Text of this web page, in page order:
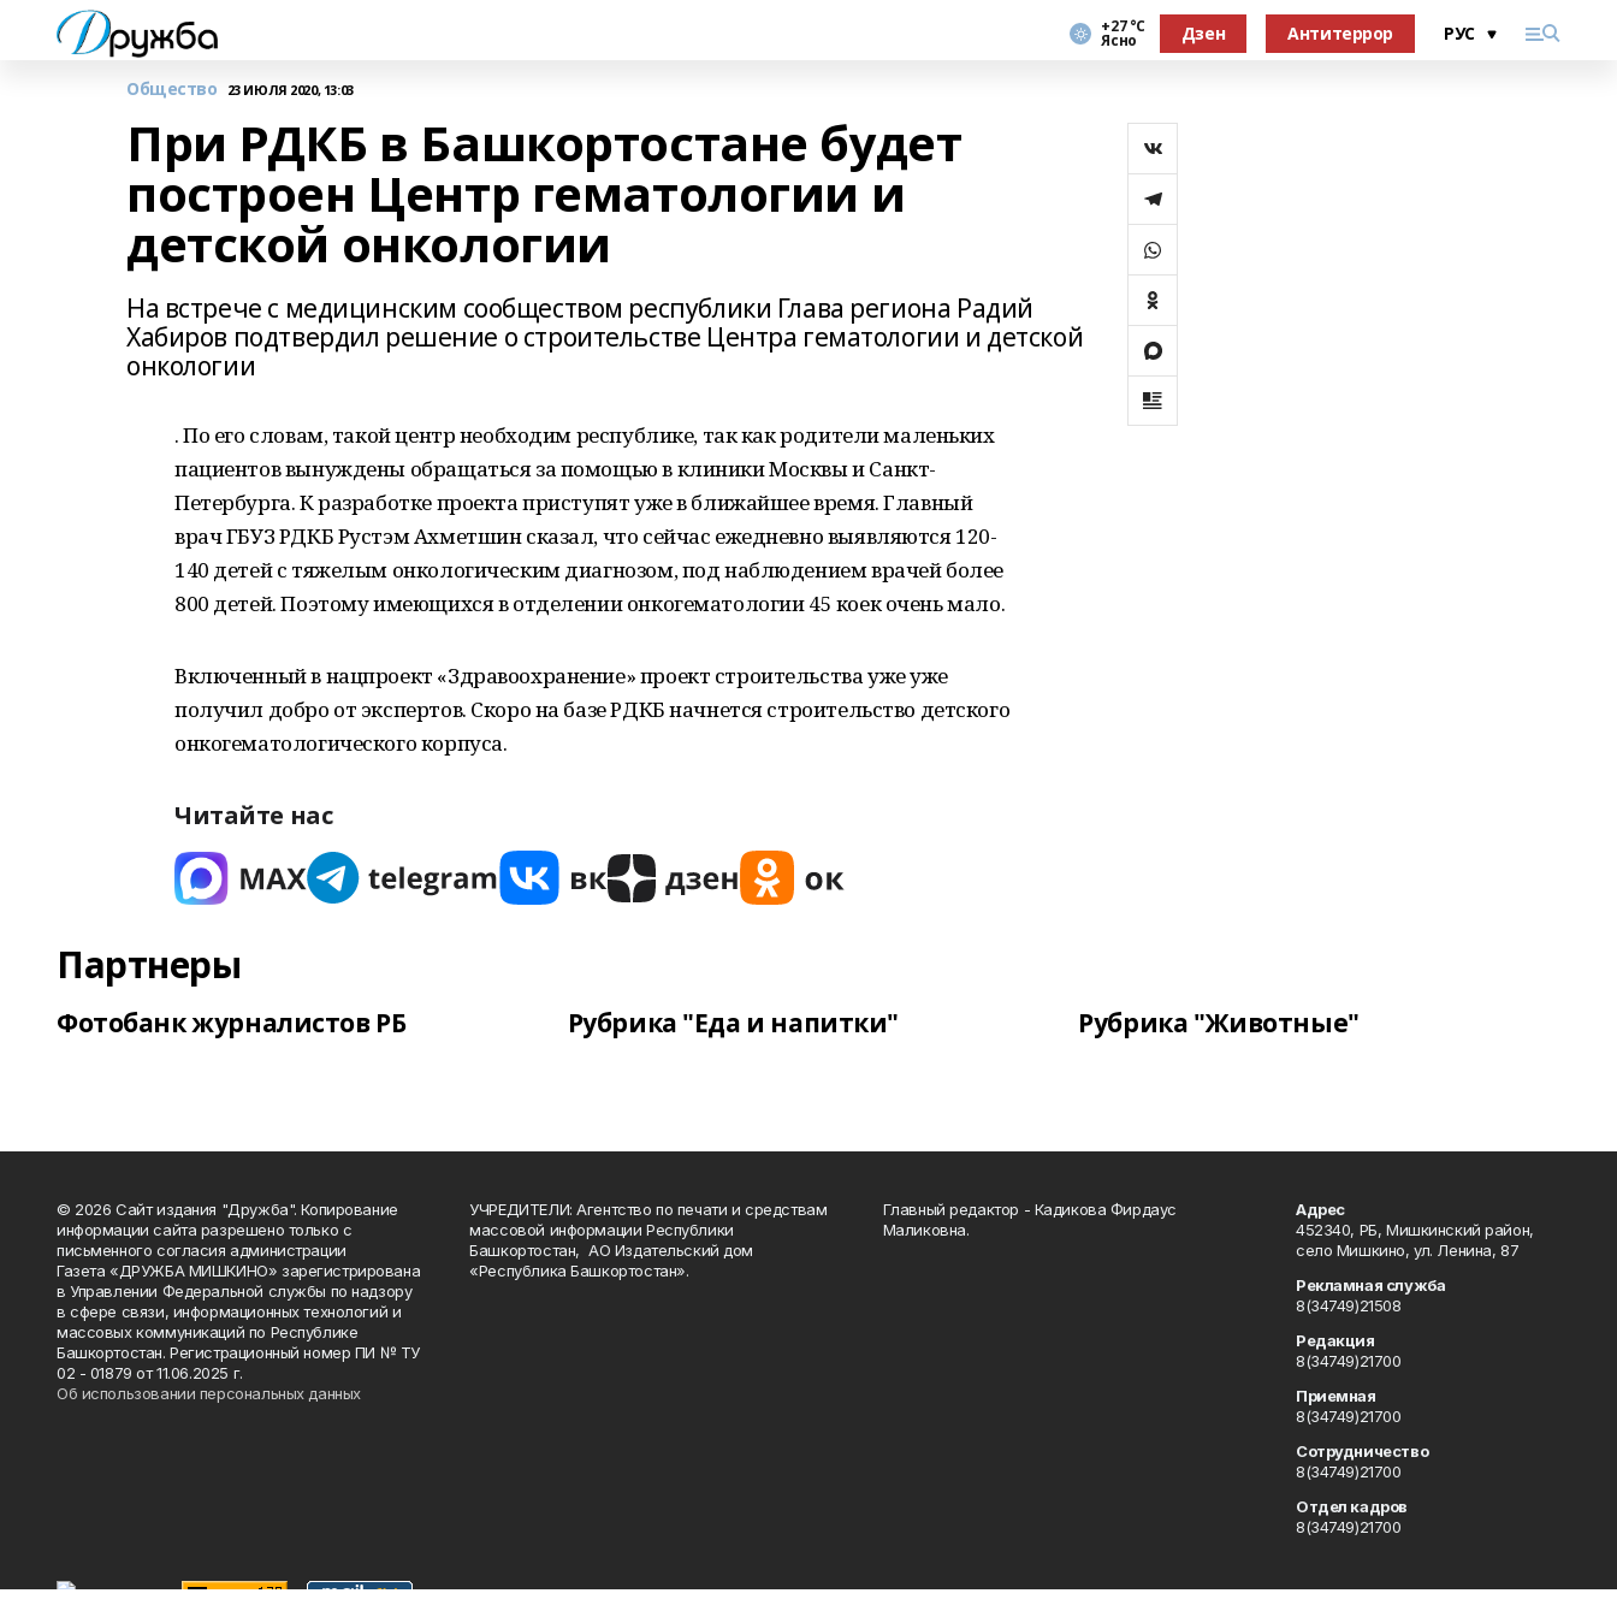
+27 °С
Ясно Дзен Антитеррор
Общество 23 ИЮЛЯ 2020, 13:03
При РДКБ в Башкортостане будет
построен Центр гематологии и
детской онкологии
На встрече с медицинским сообществом республики Глава региона Радий
Хабиров подтвердил решение о строительстве Центра гематологии и детской
онкологии
. По его словам, такой центр необходим республике, так как родители маленьких
пациентов вынуждены обращаться за помощью в клиники Москвы и Санкт-
Петербурга. К разработке проекта приступят уже в ближайшее время. Главный
врач ГБУЗ РДКБ Рустэм Ахметшин сказал, что сейчас ежедневно выявляются 120-
140 детей с тяжелым онкологическим диагнозом, под наблюдением врачей более
800 детей. Поэтому имеющихся в отделении онкогематологии 45 коек очень мало.
Включенный в нацпроект «Здравоохранение» проект строительства уже уже
получил добро от экспертов. Скоро на базе РДКБ начнется строительство детского
онкогематологического корпуса.
Читайте нас
Партнеры
Фотобанк журналистов РБ Рубрика "Еда и напитки" Рубрика "Животные"
© 2026 Сайт издания "Дружба". Копирование
информации сайта разрешено только с
письменного согласия администрации
Газета «ДРУЖБА МИШКИНО» зарегистрирована
в Управлении Федеральной службы по надзору
в сфере связи, информационных технологий и
массовых коммуникаций по Республике
Башкортостан. Регистрационный номер ПИ № ТУ
02 - 01879 от 11.06.2025 г.
Об использовании персональных данных
УЧРЕДИТЕЛИ: Агентство по печати и средствам
массовой информации Республики
Башкортостан, АО Издательский дом
«Республика Башкортостан».
Главный редактор - Кадикова Фирдаус
Маликовна.
Адрес
452340, РБ, Мишкинский район,
село Мишкино, ул. Ленина, 87
Рекламная служба
8(34749)21508
Редакция
8(34749)21700
Приемная
8(34749)21700
Сотрудничество
8(34749)21700
Отдел кадров
8(34749)21700